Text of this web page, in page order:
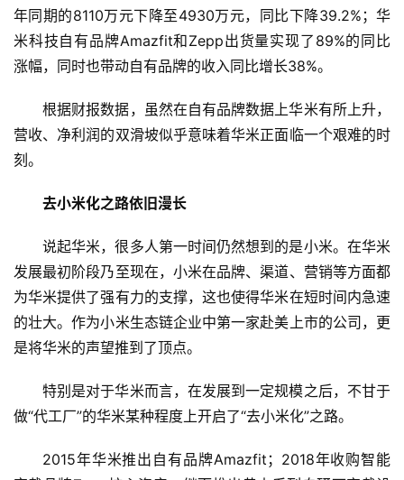
年同期的8110万元下降至4930万元，同比下降39.2%；华
米科技自有品牌Amazfit和Zepp出货量实现了89%的同比
涨幅，同时也带动自有品牌的收入同比增长38%。
根据财报数据，虽然在自有品牌数据上华米有所上升，
营收、净利润的双滑坡似乎意味着华米正面临一个艰难的时
刻。
去小米化之路依旧漫长
说起华米，很多人第一时间仍然想到的是小米。在华米
发展最初阶段乃至现在，小米在品牌、渠道、营销等方面都
为华米提供了强有力的支撑，这也使得华米在短时间内急速
的壮大。作为小米生态链企业中第一家赴美上市的公司，更
是将华米的声望推到了顶点。
特别是对于华米而言，在发展到一定规模之后，不甘于
做“代工厂”的华米某种程度上开启了“去小米化”之路。
2015年华米推出自有品牌Amazfit；2018年收购智能